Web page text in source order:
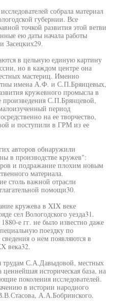
собрала материал
губернии. Все
точкой развития этой ветви
ею даты начала работы
Засецких29.
в цельную единую картину
но в каждом центре она
мастериц. Именно
имена А.Ф. и С.П.Брянцевых,
кружевного промысла в
произведения С.П.Брянцевой,
период
на ее творчество,
и поступили в ГРМ из ее
авторов обнаружили
в производстве кружев":
и подражание плохим новым
материала.
столь важной отрасли
помощи30.
кружева в XIX веке
сел Вологодского уезда31.
е гг. не было известно даже
поездку по
о нем появляются в
века32.
трудам С.А.Давыдовой, местных
историческая база, на
поколения исследователей.
в истории народного
А.А.Бобринского.